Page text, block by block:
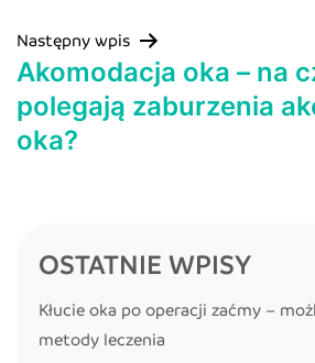
Następny wpis
Akomodacja oka – na
polegają zaburzenia
oka?
OSTATNIE WPISY
Kłucie oka po operacji zaćmy –
metody leczenia